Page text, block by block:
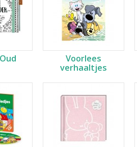
Voorlees
verhaaltjes